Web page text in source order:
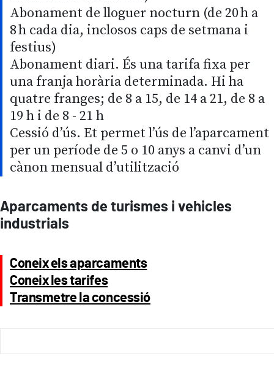
Abonament de lloguer nocturn (de 20 h a
8 h cada dia, inclosos caps de setmana i
festius)
Abonament diari. És una tarifa fixa per
una franja horària determinada. Hi ha
quatre franges; de 8 a 15, de 14 a 21, de 8 a
19 h i de 8 - 21 h
Cessió d’ús. Et permet l’ús de l’aparcament
per un període de 5 o 10 anys a canvi d’un
cànon mensual d’utilització
Aparcaments de turismes i vehicles
industrials
Coneix els aparcaments
Coneix les tarifes
Transmetre la concessió